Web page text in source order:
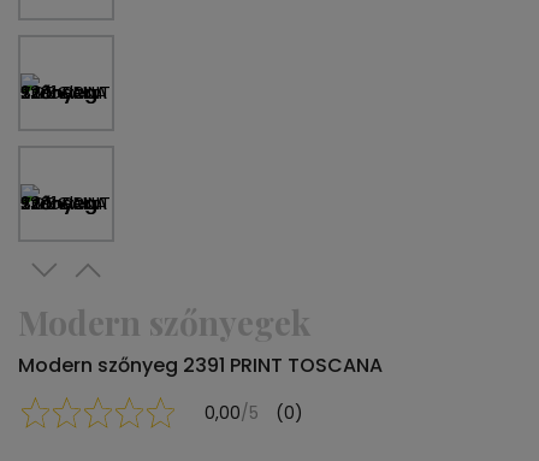
Modern szőnyegek
Modern szőnyeg 2391 PRINT TOSCANA
0,00/5 (0)